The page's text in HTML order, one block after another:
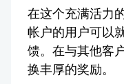
在这个充满活力
帐户的用户可以
馈。在与其他客
换丰厚的奖励。